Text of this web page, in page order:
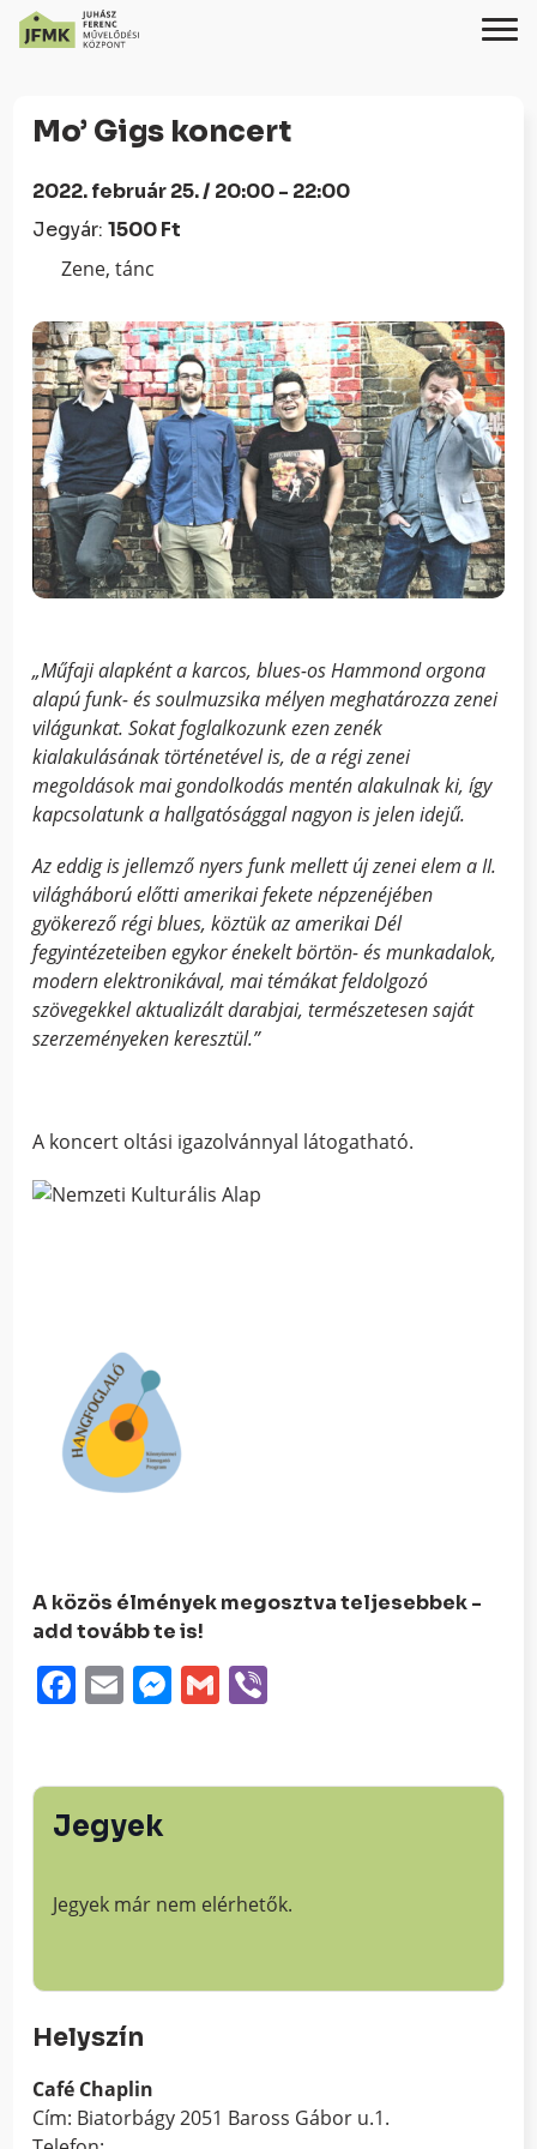
Content
navigációhozMo’ Gigs koncert
2022. február 25. / 20:00 - 22:00
Jegyár:1500 Ft
Zene, tánc
„Műfaji alapként a karcos, blues-os Hammond orgona
alapú funk- és soulmuzsika mé­lyen meghatározza zenei
világunkat. Sokat foglalkozunk ezen zenék
kialakulásának történetével is, de a régi zenei
megoldások mai gondolkodás mentén alakulnak ki, így
kapcso­latunk a hallgatósággal nagyon is jelen idejű.
Az eddig is jellemző nyers funk mellett új zenei elem a II.
világháború előtti amerikai fekete népzenéjében
gyökerező régi blues, köztük az amerikai Dél
fegyintézeteiben egykor énekelt börtön-­ és munkadalok,
modern elektronikával, mai témákat feldolgozó
szövegekkel aktualizált darabjai, természetesen saját
szerzeményeken keresztül.”
A koncert oltási igazolvánnyal látogatható.
A közös élmények megosztva teljesebbek -
add tovább te is!
Facebook
EmailMessenger
Gmail
Jegyek
Jegyek már nem elérhetők.
Helyszín
Café Chaplin
Cím: Biatorbágy 2051 Baross Gábor u.1.